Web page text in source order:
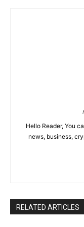
Hello Reader, You
news, business,
RELATED ARTICLES